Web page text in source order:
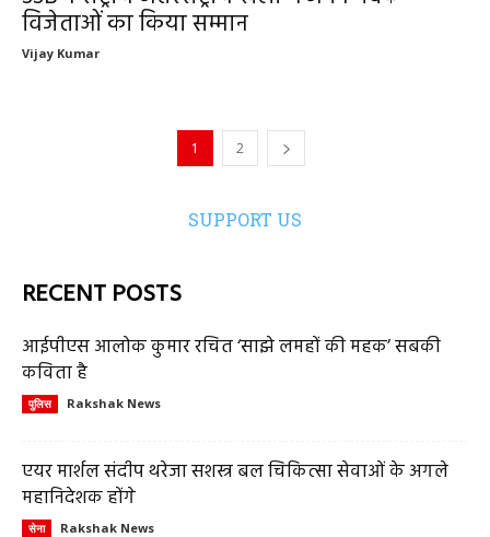
विजेताओं का किया सम्मान
Vijay Kumar
1 2
SUPPORT US
RECENT POSTS
आईपीएस आलोक कुमार रचित ‘साझे लमहों की महक’ सबकी
कविता है
पुलिस Rakshak News
एयर मार्शल संदीप थरेजा सशस्त्र बल चिकित्सा सेवाओं के अगले
महानिदेशक होंगे
सेना Rakshak News